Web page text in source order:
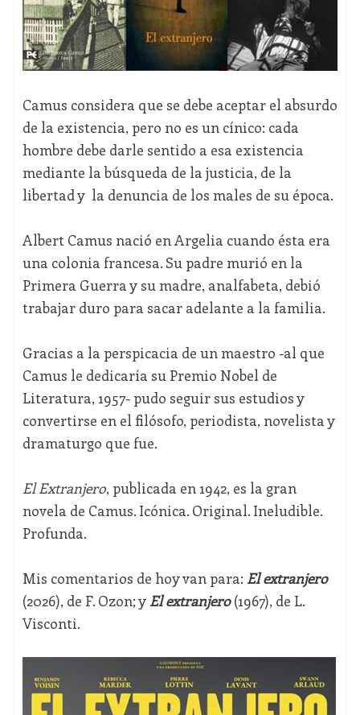
Camus considera que se debe aceptar el absurdo
de la existencia, pero no es un cínico: cada
hombre debe darle sentido a esa existencia
mediante la búsqueda de la justicia, de la
libertad y la denuncia de los males de su época.
Albert Camus nació en Argelia cuando ésta era
una colonia francesa. Su padre murió en la
Primera Guerra y su madre, analfabeta, debió
trabajar duro para sacar adelante a la familia.
Gracias a la perspicacia de un maestro -al que
Camus le dedicaría su Premio Nobel de
Literatura, 1957- pudo seguir sus estudios y
convertirse en el filósofo, periodista, novelista y
dramaturgo que fue.
El Extranjero, publicada en 1942, es la gran
novela de Camus. Icónica. Original. Ineludible.
Profunda.
Mis comentarios de hoy van para: El extranjero
(2026), de F. Ozon; y El extranjero(1967), de L.
Visconti.